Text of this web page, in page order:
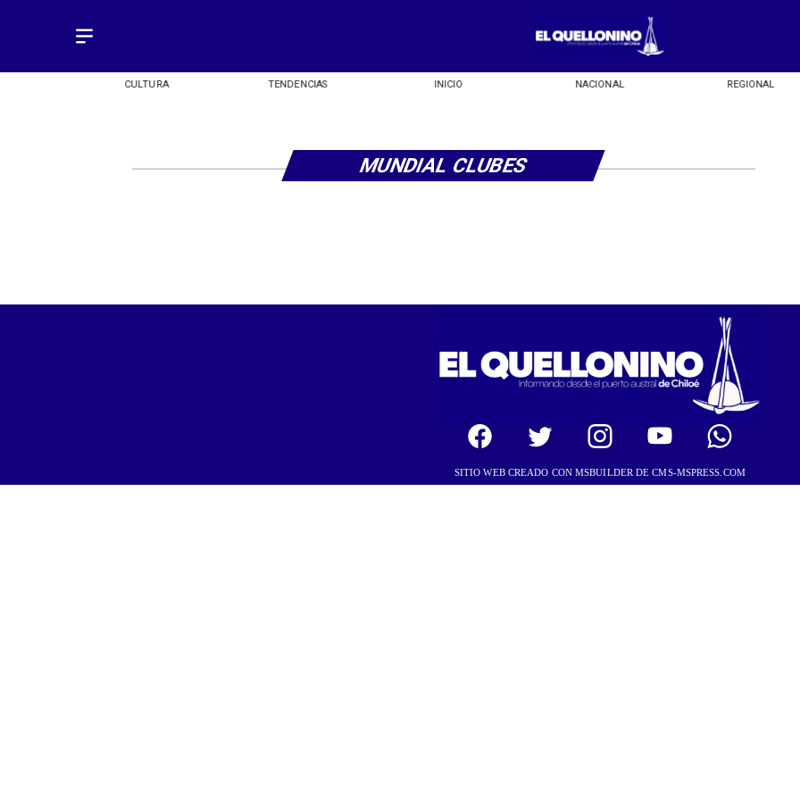
CULTURA TENDENCIAS INICIO NACIONAL REGIONAL
MUNDIAL CLUBES
SITIO WEB CREADO CON MSBUILDER DE CMS-MSPRESS.COM